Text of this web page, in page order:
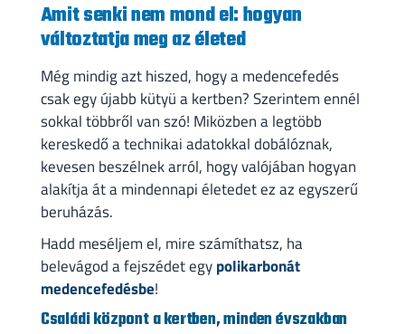
Amit senki nem mond el: hogyan
változtatja meg az életed
Még mindig azt hiszed, hogy a medencefedés
csak egy újabb kütyü a kertben? Szerintem ennél
sokkal többről van szó! Miközben a legtöbb
kereskedő a technikai adatokkal dobálóznak,
kevesen beszélnek arról, hogy valójában hogyan
alakítja át a mindennapi életedet ez az egyszerű
beruházás.
Hadd meséljem el, mire számíthatsz, ha
belevágod a fejszédet egypolikarbonát
medencefedésbe!
Családi központ a kertben, minden évszakban